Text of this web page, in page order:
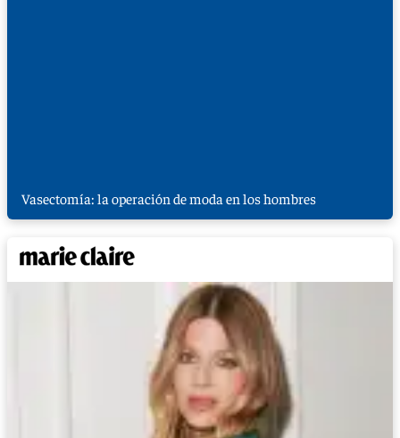
Vasectomía: la operación de moda en los hombres